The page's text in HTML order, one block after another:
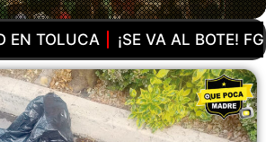
AL BOTE! FGR DETUVO A